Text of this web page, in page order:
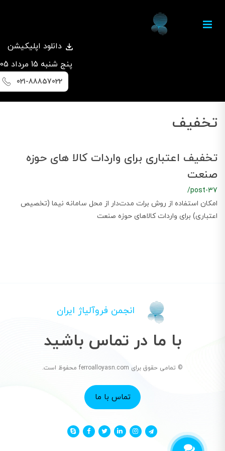
دانلود اپلیکیشن
پنج شنبه 15 مرداد 1405
021-88857022
تخفیف
تخفیف اعتباری برای واردات کالا های حوزه
صنعت
/post-37
امکان استفاده از روش برات مدت‌دار از محل سامانه نیما (تخصیص
اعتباری) برای واردات کالاهای حوزه صنعت
انجمن فروآلیاژ ایران
با ما در تماس باشید
© تمامی حقوق برای ferroalloyasn.com محفوظ است.
تماس با ما